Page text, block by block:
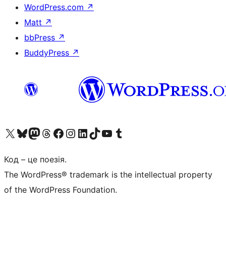
WordPress.com ↗
Matt ↗
bbPress ↗
BuddyPress ↗
Visit our X (formerly Twitter) account
Visit our Bluesky account
Завітайте до нашої стрічки в Mastodon
Visit our Threads account
Завітайте на нашу сторінку в Facebook
Visit our Instagram account
Visit our LinkedIn account
Visit our TikTok account
Visit our YouTube channel
Visit our Tumblr account
Код – це поезія.
The WordPress® trademark is the intellectual property
of the WordPress Foundation.